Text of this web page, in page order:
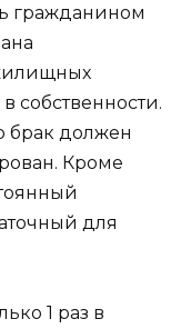
гражданином
собственности.
брак должен
Кроме
для
1 раз в